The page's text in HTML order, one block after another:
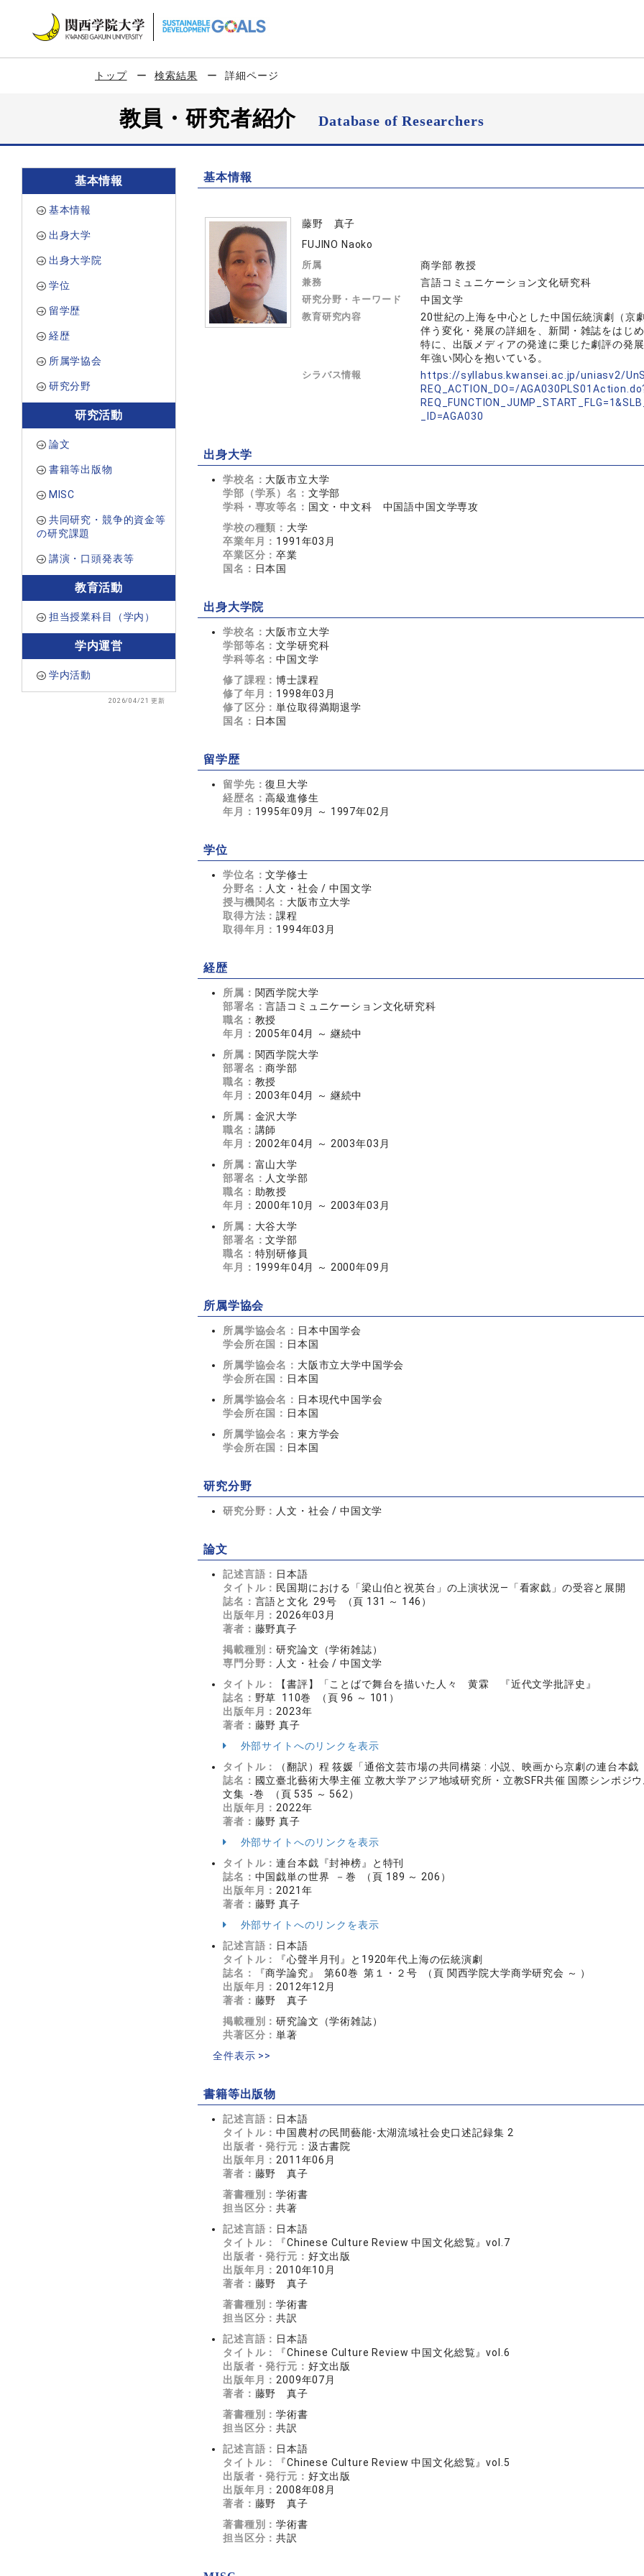
トップ 検索結果 詳細ページ
教員・研究者紹介Database of Researchers
基本情報
基本情報
出身大学
出身大学院
学位
留学歴
経歴
所属学協会
研究分野
研究活動
論文
書籍等出版物
MISC
共同研究・競争的資金等
の研究課題
講演・口頭発表等
教育活動
担当授業科目（学内）
学内運営
学内活動
2026/04/21 更新
基本情報
藤野 真子
FUJINO Naoko
所属 商学部 教授
兼務 言語コミュニケーション文化研究科
研究分野・キーワード 中国文学
教育研究内容
20世紀の上海を中心とした中国伝統演劇（京
伴う変化・発展の詳細を、新聞・雑誌をはじ
特に、出版メディアの発達に乗じた劇評の発
年強い関心を抱いている。
シラバス情報
https://syllabus.kwansei.ac.jp/uniasv2/
REQ_ACTION_DO=/
_ID=AGA030
出身大学
学校名： 大阪市立大学
学部（学系）名： 文学部
学科・専攻等名： 国文・中文科 中国語中国文学専攻
学校の種類： 大学
卒業年月： 1991年03月
卒業区分：卒業
国名： 日本国
出身大学院
学校名： 大阪市立大学
学部等名：文学研究科
学科等名：中国文学
修了課程：博士課程
修了年月： 1998年03月
修了区分：単位取得満期退学
国名： 日本国
留学歴
留学先：復旦大学
経歴名：高級進修生
年月： 1995年09月 ～ 1997年02月
学位
学位名：文学修士
分野名： 人文・社会 / 中国文学
授与機関名： 大阪市立大学
取得方法：課程
取得年月： 1994年03月
経歴
所属： 関西学院大学
部署名：言語コミュニケーション文化研究科
職名： 教授
年月： 2005年04月 ～ 継続中
所属： 関西学院大学
部署名：商学部
職名： 教授
年月： 2003年04月 ～ 継続中
所属： 金沢大学
職名： 講師
年月： 2002年04月 ～ 2003年03月
所属： 富山大学
部署名： 人文学部
職名： 助教授
年月： 2000年10月 ～ 2003年03月
所属： 大谷大学
部署名：文学部
職名： 特別研修員
年月： 1999年04月 ～ 2000年09月
所属学協会
所属学協会名： 日本中国学会
学会所在国： 日本国
所属学協会名： 大阪市立大学中国学会
学会所在国： 日本国
所属学協会名： 日本現代中国学会
学会所在国： 日本国
所属学協会名： 東方学会
学会所在国： 日本国
研究分野
研究分野： 人文・社会 / 中国文学
論文
記述言語： 日本語
タイトル： 民国期における「梁山伯と祝英台」の上演状況―「看家戯」の受容と展開
誌名： 言語と文化 29号 （頁 131 ～ 146）
出版年月： 2026年03月
著者： 藤野真子
掲載種別：研究論文（学術雑誌）
専門分野： 人文・社会 / 中国文学
タイトル：
【書評】「ことばで舞台を描いた人々 黄霖 『近代文学批評史』
誌名： 野草 110巻 （頁 96 ～ 101）
出版年月： 2023年
著者： 藤野 真子
外部サイトへのリンクを表示
タイトル：
（翻訳）程 筱媛「通俗文芸市場の共同構築 : 小説、映画から京劇の連台本戯
誌名： 國立臺北藝術大學主催 立教大学アジア地域研究所・立教SFR共催 国際シンポジ
文集 -巻 （頁 535 ～ 562）
出版年月： 2022年
著者： 藤野 真子
外部サイトへのリンクを表示
タイトル：連台本戯『封神榜』と特刊
誌名： 中国戯単の世界 －巻 （頁 189 ～ 206）
出版年月： 2021年
著者： 藤野 真子
外部サイトへのリンクを表示
記述言語： 日本語
タイトル：
『心聲半月刊』と1920年代上海の伝統演劇
誌名：
『商学論究』 第60巻 第１・２号 （頁 関西学院大学商学研究会 ～ ）
出版年月： 2012年12月
著者： 藤野 真子
掲載種別：研究論文（学術雑誌）
共著区分：単著
全件表示 >>
書籍等出版物
記述言語： 日本語
タイトル：中国農村の民間藝能-太湖流域社会史口述記録集 2
出版者・発行元： 汲古書院
出版年月： 2011年06月
著者： 藤野 真子
著書種別：学術書
担当区分：共著
記述言語： 日本語
タイトル：
『Chinese Culture Review 中国文化総覧』vol.7
出版者・発行元： 好文出版
出版年月： 2010年10月
著者： 藤野 真子
著書種別：学術書
担当区分：共訳
記述言語： 日本語
タイトル：
『Chinese Culture Review 中国文化総覧』vol.6
出版者・発行元： 好文出版
出版年月： 2009年07月
著者： 藤野 真子
著書種別：学術書
担当区分：共訳
記述言語： 日本語
タイトル：
『Chinese Culture Review 中国文化総覧』vol.5
出版者・発行元： 好文出版
出版年月： 2008年08月
著者： 藤野 真子
著書種別：学術書
担当区分：共訳